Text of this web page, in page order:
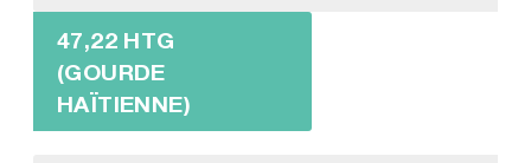
47,22 HTG
(GOURDE
HAÏTIENNE)